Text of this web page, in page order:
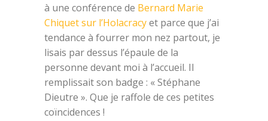
à une conférence de Bernard Marie
Chiquet sur l’Holacracyet parce que j’ai
tendance à fourrer mon nez partout, je
lisais par dessus l’épaule de la
personne devant moi à l’accueil. Il
remplissait son badge : « Stéphane
Dieutre ». Que je raffole de ces petites
coïncidences !